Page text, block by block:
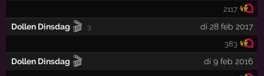
2117
Dollen Dinsdag 🎬 3 di 28 feb 2017
383
Dollen Dinsdag 🎬 di 9 feb 2016